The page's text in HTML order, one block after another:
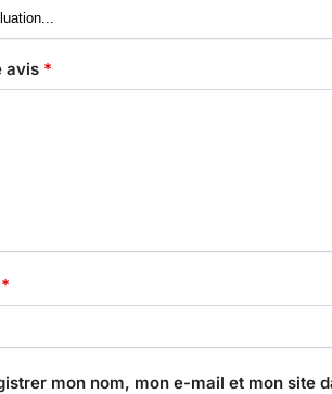
avis *
*
mon nom, mon e-mail et mon site